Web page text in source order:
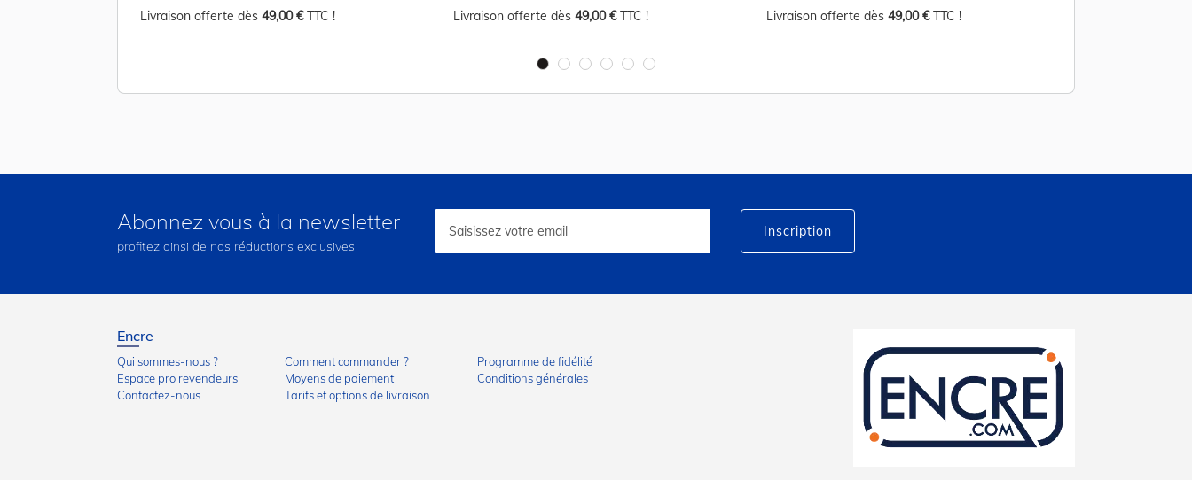
Livraison offerte dès 49,00 €TTC ! Livraison offerte dès 49,00 €TTC ! Livraison offerte dès 49,00 €TTC !
Abonnez vous à la newsletter
profitez ainsi de nos réductions exclusives
lettre
Inscription
Encre
Qui sommes-nous ?
Espace pro revendeurs
Contactez-nous
Comment commander ?
Moyens de paiement
Tarifs et options de livraison
Programme de fidélité
Conditions générales